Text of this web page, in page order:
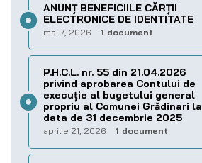
ANUNȚ BENEFICIILE CĂRȚII
ELECTRONICE DE IDENTITATE
mai 7, 2026 1 document
P.H.C.L. nr. 55 din 21.04.2026
privind aprobarea Contului de
execuţie al bugetului general
propriu al Comunei Grădinari la
data de 31 decembrie 2025
aprilie 21, 2026 1 document